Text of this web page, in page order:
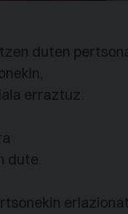
duten
erraztuz.
dute.